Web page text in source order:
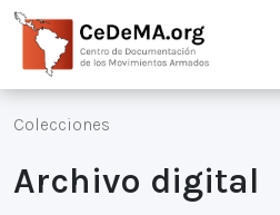
Colecciones
Archivo digital